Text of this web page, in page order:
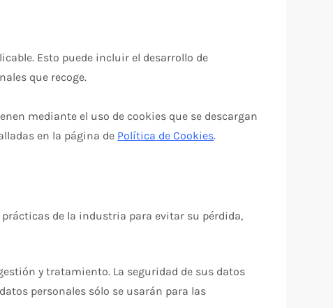
Esto puede incluir el desarrollo de
que recoge.
mediante el uso de cookies que se descargan
en la página de Política de Cookies.
de la industria para evitar su pérdida,
y tratamiento. La seguridad de sus datos
personales sólo se usarán para las